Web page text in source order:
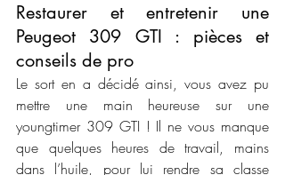
Restaurer et entretenir une
Peugeot 309 GTI : pièces et
conseils de pro
Le sort en a décidé ainsi, vous avez pu
mettre une main heureuse sur une
youngtimer 309 GTI ! Il ne vous manque
que quelques heures de travail, mains
dans l’huile, pour lui rendre sa classe